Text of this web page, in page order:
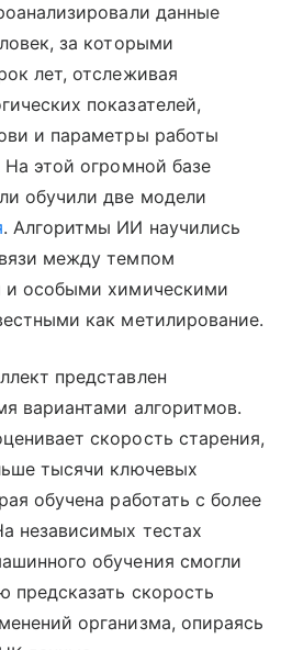
данные
за которыми
лет, отслеживая
показателей,
и параметры работы
На этой огромной базе
обучили две модели
. Алгоритмы ИИ научились
между темпом
и особыми химическими
как метилирование.
представлен
вариантами алгоритмов.
скорость старения,
тысячи ключевых
обучена работать с более
независимых тестах
обучения смогли
предсказать скорость
организма, опираясь